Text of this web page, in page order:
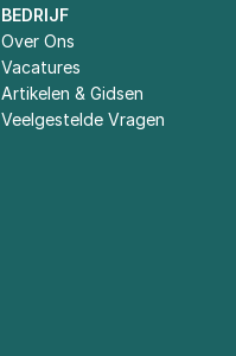
BEDRIJF
Over Ons
Vacatures
Artikelen & Gidsen
Veelgestelde Vragen